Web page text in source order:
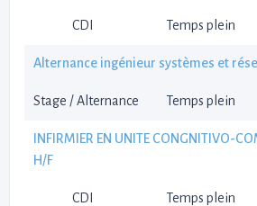
CDI Temps plein
Alternance ingénieur systèmes et
Stage / Alternance Temps plein
INFIRMIER EN UNITE CONGNITIVO-
H/F
CDI Temps plein